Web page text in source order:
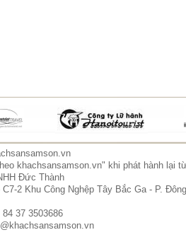
khachsansamson.vn" khi phát hành lại
Đức Thành
2 Khu Công Nghệp Tây Bắc Ga - P.
37 3503686